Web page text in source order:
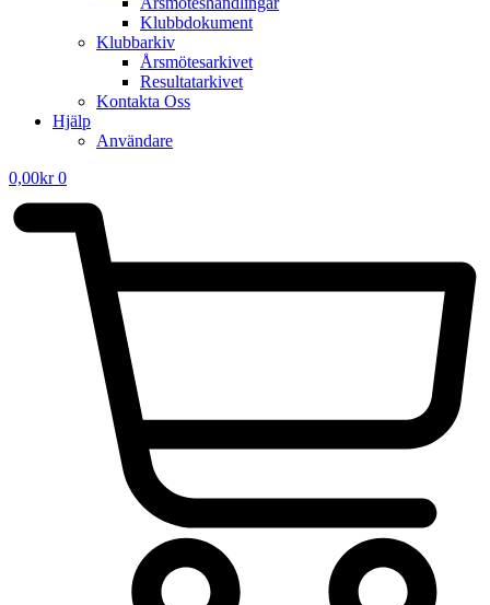
Klubbdokument
Klubbarkiv
Årsmötesarkivet
Resultatarkivet
Kontakta Oss
Hjälp
Användare
0,00kr 0